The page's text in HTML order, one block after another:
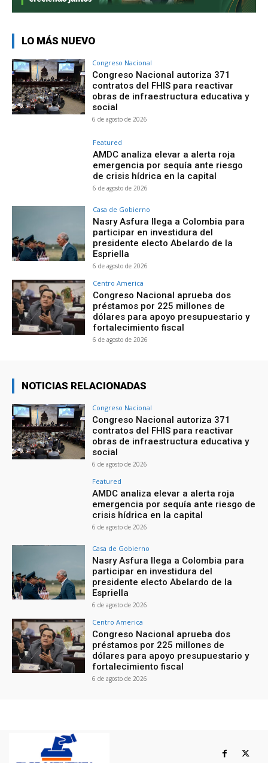
LO MÁS NUEVO
Congreso Nacional
Congreso Nacional autoriza 371
contratos del FHIS para reactivar
obras de infraestructura educativa y
social
6 de agosto de 2026
Featured
AMDC analiza elevar a alerta roja
emergencia por sequía ante riesgo
de crisis hídrica en la capital
6 de agosto de 2026
Casa de Gobierno
Nasry Asfura llega a Colombia para
participar en investidura del
presidente electo Abelardo de la
Espriella
6 de agosto de 2026
Centro America
Congreso Nacional aprueba dos
préstamos por 225 millones de
dólares para apoyo presupuestario y
fortalecimiento fiscal
6 de agosto de 2026
NOTICIAS RELACIONADAS
Congreso Nacional
Congreso Nacional autoriza 371
contratos del FHIS para reactivar
obras de infraestructura educativa y
social
6 de agosto de 2026
Featured
AMDC analiza elevar a alerta roja
emergencia por sequía ante riesgo de
crisis hídrica en la capital
6 de agosto de 2026
Casa de Gobierno
Nasry Asfura llega a Colombia para
participar en investidura del
presidente electo Abelardo de la
Espriella
6 de agosto de 2026
Centro America
Congreso Nacional aprueba dos
préstamos por 225 millones de
dólares para apoyo presupuestario y
fortalecimiento fiscal
6 de agosto de 2026